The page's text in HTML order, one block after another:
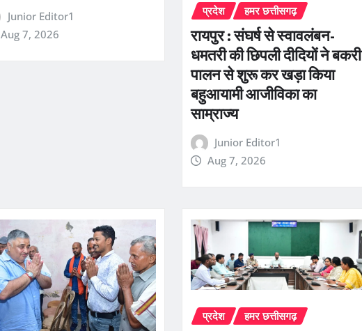
Junior Editor1
Aug 7, 2026
प्रदेश हमर छत्तीसगढ़
रायपुर : संघर्ष से स्वावलंबन-
धमतरी की छिपली दीदियों ने बकरी
पालन से शुरू कर खड़ा किया
बहुआयामी आजीविका का
साम्राज्य
Junior Editor1
Aug 7, 2026
प्रदेश हमर छत्तीसगढ़